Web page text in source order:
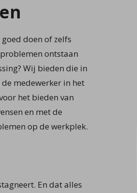
doen of zelfs
ontstaan
Wij bieden die in
medewerker in het
het bieden van
en met de
op de werkplek.
En dat alles